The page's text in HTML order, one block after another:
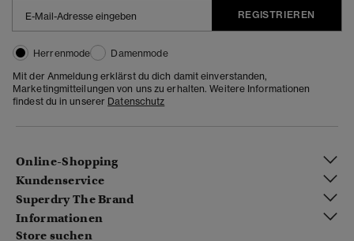
REGISTRIEREN
Herrenmode
Damenmode
Mit der Anmeldung erklärst du dich damit einverstanden,
Marketingmitteilungen von uns zu erhalten. Weitere Informationen
findest du in unserer Datenschutz
Online-Shopping
Kundenservice
Superdry The Brand
Informationen
Store suchen